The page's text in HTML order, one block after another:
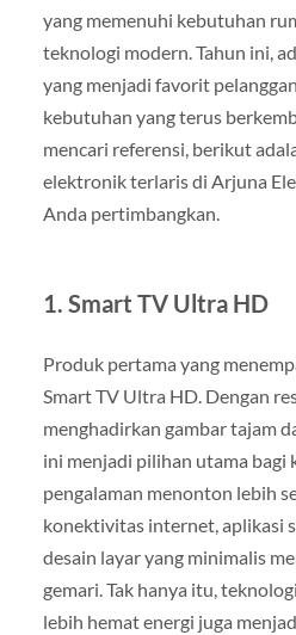
yang memenuhi kebutuhan
teknologi modern. Tahun ini,
yang menjadi favorit
kebutuhan yang terus
mencari referensi, berikut
elektronik terlaris di Arjuna
Anda pertimbangkan.
1. Smart TV Ultra HD
Produk pertama yang
Smart TV Ultra HD. Dengan
menghadirkan gambar tajam
ini menjadi pilihan utama bagi
pengalaman menonton lebih
konektivitas internet, aplikasi
desain layar yang minimalis
gemari. Tak hanya itu,
lebih hemat energi juga